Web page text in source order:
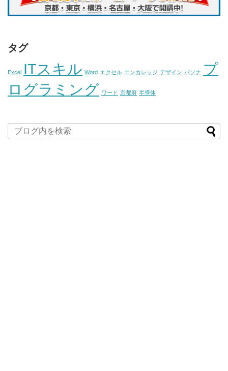
タグ
Excel ITスキル Word エクセル エンカレッジ デザイン パソナ プ
ログラミング ワード 京都府 半導体